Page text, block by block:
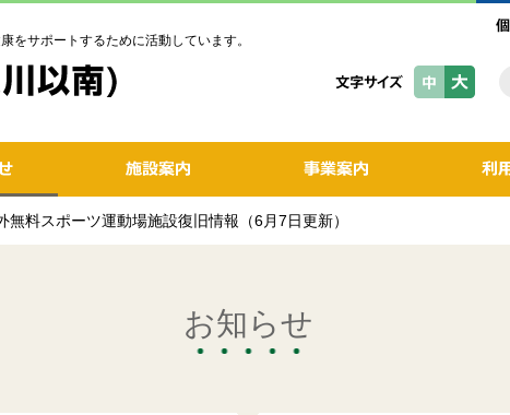
をサポートするために活動しています。
無料スポーツ運動場施設復旧情報（6月7日更新）
お知らせ